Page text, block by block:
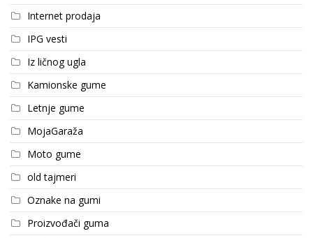
Internet prodaja
IPG vesti
Iz ličnog ugla
Kamionske gume
Letnje gume
MojaGaraža
Moto gume
old tajmeri
Oznake na gumi
Proizvođači guma